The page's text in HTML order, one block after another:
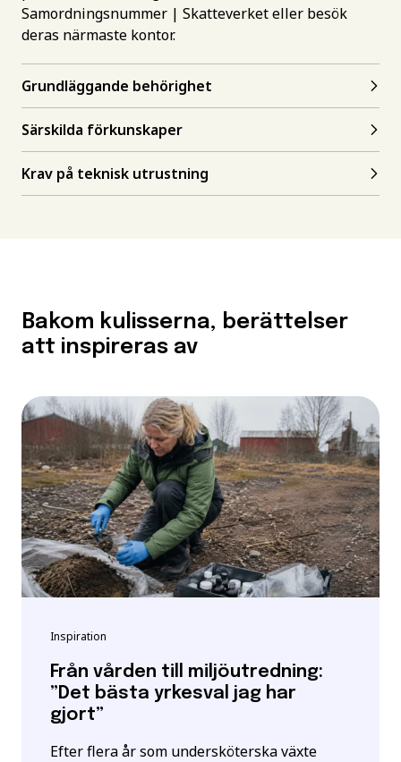
Samordningsnummer | Skatteverketeller besök
deras närmaste kontor.
Grundläggande behörighet
Särskilda förkunskaper
Krav på teknisk utrustning
Bakom kulisserna, berättelser
att inspireras av
Inspiration
Från vården till miljöutredning:
”Det bästa yrkesval jag har
gjort”
Efter flera år som undersköterska växte